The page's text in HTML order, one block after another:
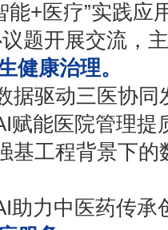
能+医疗”实践应
题开展交流，
康治理。
据驱动三医协
赋能医院管理提
基工程背景下
助力中医药传承